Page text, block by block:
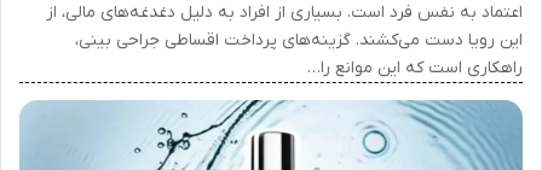
اعتماد به نفس فرد است. بسیاری از افراد به دلیل دغدغه‌های مالی، از
این رویا دست می‌کشند. گزینه‌های پرداخت اقساطی جراحی بینی،
راهکاری است که این موانع را…